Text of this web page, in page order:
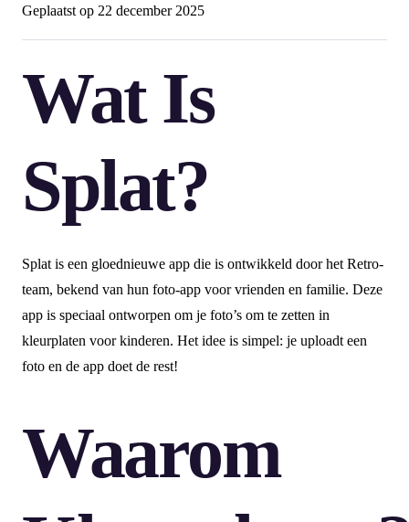
Geplaatst op 22 december 2025
Wat Is
Splat?
Splat is een gloednieuwe app die is ontwikkeld door het Retro-
team, bekend van hun foto-app voor vrienden en familie. Deze
app is speciaal ontworpen om je foto’s om te zetten in
kleurplaten voor kinderen. Het idee is simpel: je uploadt een
foto en de app doet de rest!
Waarom